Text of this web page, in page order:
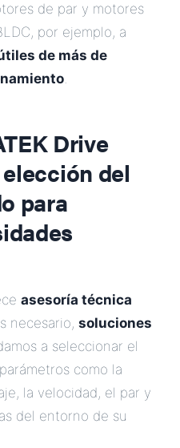
de par y motores
por ejemplo, a
de más de
.
Drive
del
para
asesoría técnica
necesario, soluciones
a seleccionar el
como la
la velocidad, el par y
del entorno de su